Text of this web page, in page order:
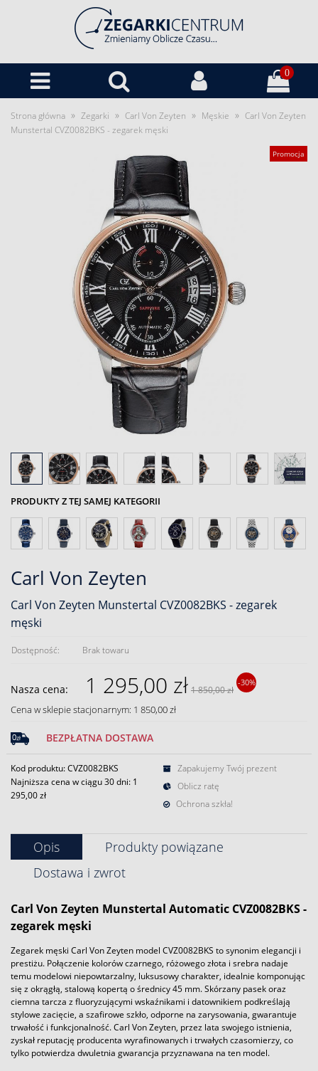
0
Strona główna » Zegarki » Carl Von Zeyten » Męskie » Carl Von Zeyten
Munstertal CVZ0082BKS - zegarek męski
Promocja
PRODUKTY Z TEJ SAMEJ KATEGORII
Carl Von Zeyten
Carl Von Zeyten Munstertal CVZ0082BKS - zegarek
męski
Dostępność: Brak towaru
Nasza cena: 1 295,00 zł 1 850,00 zł
-30%
Cena w sklepie stacjonarnym: 1 850,00 zł
BEZPŁATNA DOSTAWA
Kod produktu: CVZ0082BKS
Najniższa cena w ciągu 30 dni: 1
295,00 zł
Zapakujemy Twój prezent
Oblicz ratę
Ochrona szkła!
Opis
Produkty powiązane
Dostawa i zwrot
Carl Von Zeyten Munstertal Automatic CVZ0082BKS -
zegarek męski
Zegarek męski Carl Von Zeyten model CVZ0082BKS to synonim elegancji i
prestiżu. Połączenie kolorów czarnego, różowego złota i srebra nadaje
temu modelowi niepowtarzalny, luksusowy charakter, idealnie komponując
się z okrągłą, stalową kopertą o średnicy 45 mm. Skórzany pasek oraz
ciemna tarcza z fluoryzującymi wskaźnikami i datownikiem podkreślają
stylowe zacięcie, a szafirowe szkło, odporne na zarysowania, gwarantuje
trwałość i funkcjonalność. Carl Von Zeyten, przez lata swojego istnienia,
zyskał reputację producenta wyrafinowanych i trwałych czasomierzy, co
tylko potwierdza dwuletnia gwarancja przyznawana na ten model.